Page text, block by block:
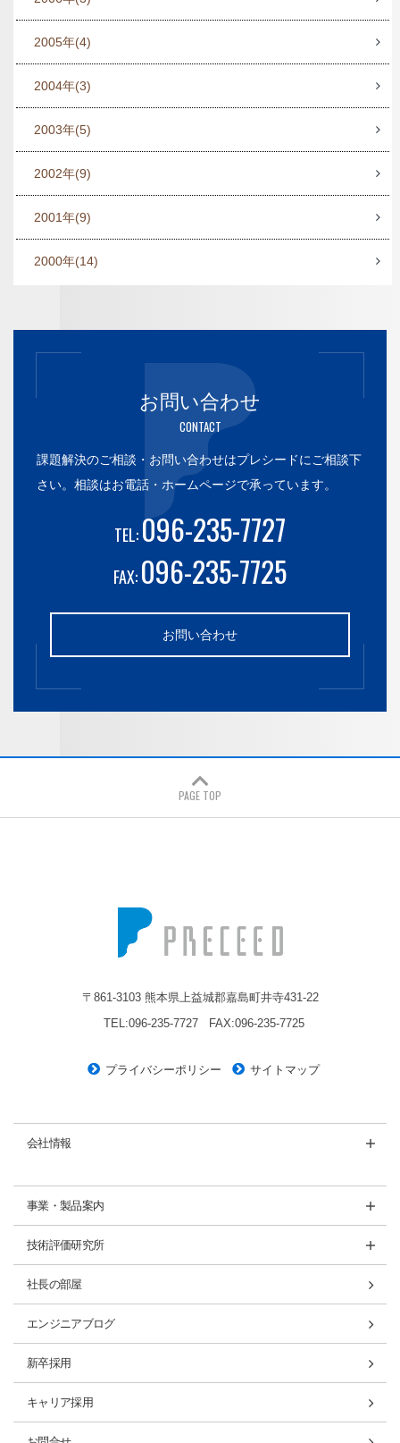
2005年(4)
2004年(3)
2003年(5)
2002年(9)
2001年(9)
2000年(14)
お問い合わせ
CONTACT
課題解決のご相談・お問い合わせはプレシードにご相談下
さい。 相談はお電話・ホームページで承っています。
TEL:096-235-7727
FAX:096-235-7725
お問い合わせ
PAGE TOP
〒861-3103 熊本県上益城郡嘉島町井寺431-22
TEL:096-235-7727
FAX:096-235-7725
プライバシーポリシー サイトマップ
会社情報
事業・製品案内
技術評価研究所
社長の部屋
エンジニアブログ
新卒採用
キャリア採用